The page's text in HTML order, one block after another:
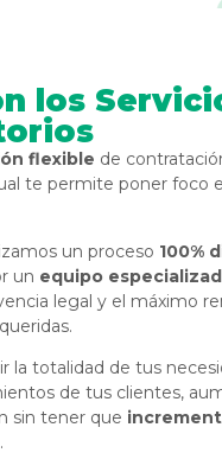
los
flexible de
te permite poner foco
un proceso 100%
un equipo
legal y el máximo
la totalidad de tus
de tus clientes,
sin tener que
.